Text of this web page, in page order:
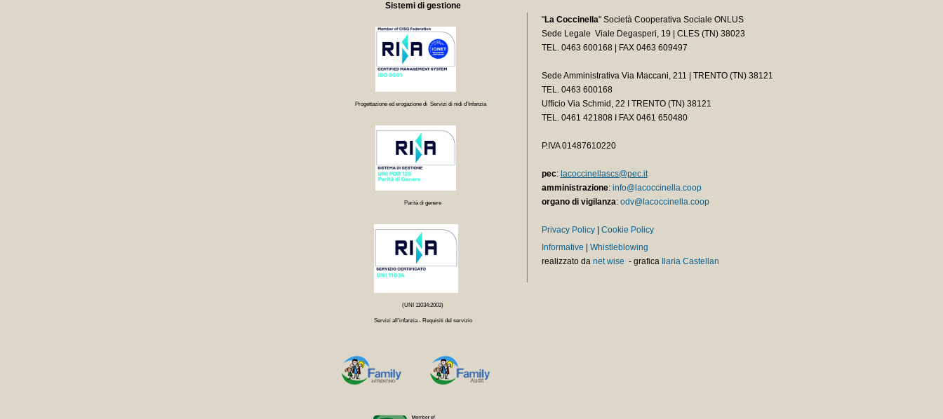
Sistemi di gestione
Progettazione ed erogazione di Servizi di nidi d’Infanzia
Parità di genere
(UNI 11034:2003)
Servizi all'infanzia - Requisiti del servizio
"La Coccinella" Società Cooperativa Sociale ONLUS
Sede Legale Viale Degasperi, 19 | CLES (TN) 38023
TEL. 0463 600168 | FAX 0463 609497
Sede Amministrativa Via Maccani, 211 | TRENTO (TN) 38121
TEL. 0463 600168
Ufficio Via Schmid, 22 I TRENTO (TN) 38121
TEL. 0461 421808 I FAX 0461 650480
P.IVA 01487610220
pec: lacoccinellascs@pec.it
amministrazione: info@lacoccinella.coop
organo di vigilanza: odv@lacoccinella.coop
Privacy Policy| Cookie Policy
Informative
Whistleblowing
realizzato da net wise - grafica Ilaria Castellan